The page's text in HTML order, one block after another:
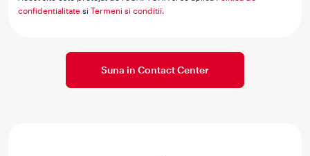
confidentialitate siTermeni si conditii.
Suna in Contact Center